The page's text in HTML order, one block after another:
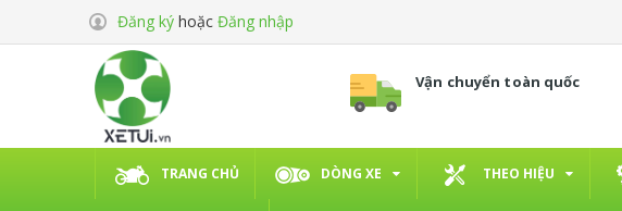
Đăng ký hoặc Đăng nhập
Vận chuyển toàn quốc
TRANG CHỦ DÒNG XE THEO HIỆU